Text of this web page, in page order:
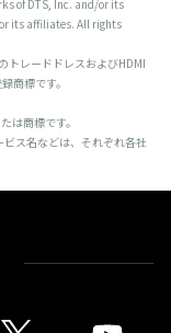
of DTS, Inc. and/or its
its affiliates. All rights
レードドレスおよびHDMI
商標です。
は商標です。
ス名などは、それぞれ各社